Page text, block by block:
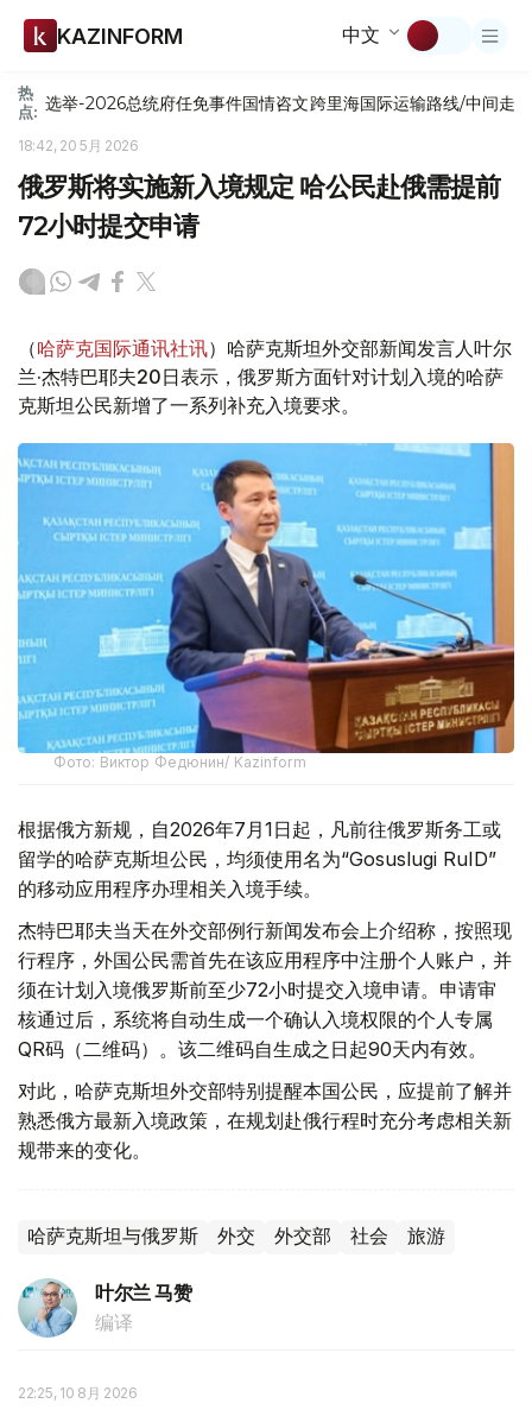
KAZINFORM 中文
热
点: 选举-2026总统府任免事件国情咨文跨里海国际运输路线/中间走廊
18:42, 20 5月 2026
俄罗斯将实施新入境规定 哈公民赴俄需提前
72小时提交申请
（哈萨克国际通讯社讯）哈萨克斯坦外交部新闻发言人叶尔
兰·杰特巴耶夫20日表示，俄罗斯方面针对计划入境的哈萨
克斯坦公民新增了一系列补充入境要求。
Фото: Виктор Федюнин/ Kazinform
根据俄方新规，自2026年7月1日起，凡前往俄罗斯务工或
留学的哈萨克斯坦公民，均须使用名为“Gosuslugi RuID”
的移动应用程序办理相关入境手续。
杰特巴耶夫当天在外交部例行新闻发布会上介绍称，按照现
行程序，外国公民需首先在该应用程序中注册个人账户，并
须在计划入境俄罗斯前至少72小时提交入境申请。申请审
核通过后，系统将自动生成一个确认入境权限的个人专属
QR码（二维码）。该二维码自生成之日起90天内有效。
对此，哈萨克斯坦外交部特别提醒本国公民，应提前了解并
熟悉俄方最新入境政策，在规划赴俄行程时充分考虑相关新
规带来的变化。
哈萨克斯坦与俄罗斯 外交 外交部 社会 旅游
叶尔兰 马赞
编译
22:25, 10 8月 2026